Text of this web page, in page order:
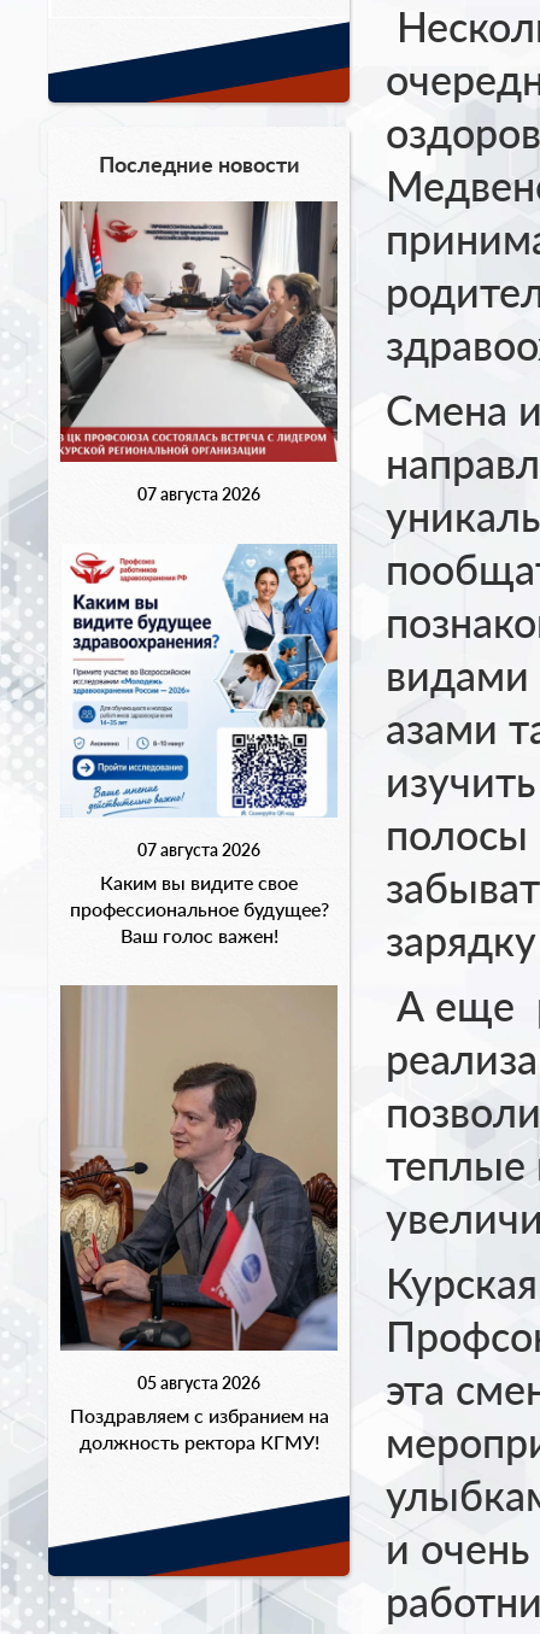
Последние новости
07 августа 2026
07 августа 2026
Каким вы видите свое
профессиональное будущее?
Ваш голос важен!
05 августа 2026
Поздравляем с избранием на
должность ректора КГМУ!
Смена
азами
полосы
А еще
теплые
эта
и очень